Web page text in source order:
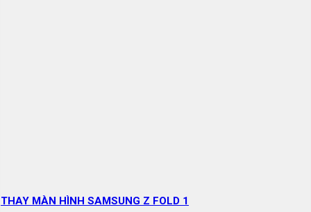
THAY MÀN HÌNH SAMSUNG Z FOLD 1